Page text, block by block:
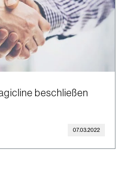
beschließen
07.03.2022